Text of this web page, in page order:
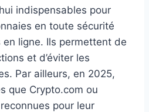
indispensables pour
en toute sécurité
ligne. Ils permettent de
et d’éviter les
Par ailleurs, en 2025,
que Crypto.com ou
pour leur